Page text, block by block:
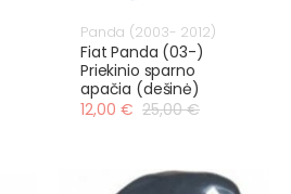
Panda (2003- 2012)
Fiat Panda (03-)
Priekinio sparno
apačia (dešinė)
12,00 € 25,00 €